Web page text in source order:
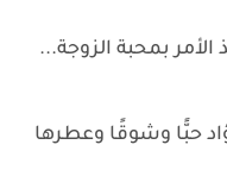
الأمر بمحبة الزوجة...
حبًّا وشوقًا وعطرها